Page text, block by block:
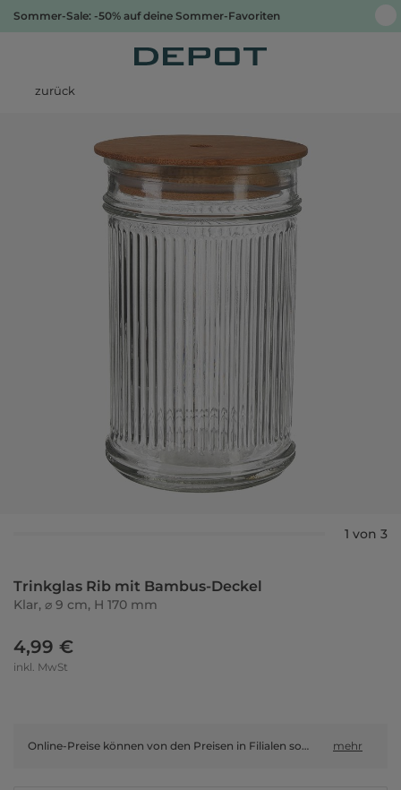
Sommer-Sale: -50% auf deine Sommer-Favoriten
zurück
1 von 3
Trinkglas Rib mit Bambus-Deckel
Klar, ⌀ 9 cm, H 170 mm
4,99 €
inkl. MwSt
Online-Preise können von den Preisen in Filialen sowie Shop-in-Shop-Flächen abweichen. mehr